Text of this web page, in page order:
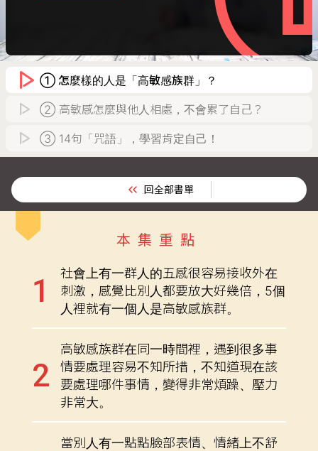
① 怎麼樣的人是「高敏感族群」？
② 高敏感怎麼與他人相處，不會累了自己？
③ 14句「咒語」，學習肯定自己！
回全部書單
本集重點
社會上有一群人的五感很容易接收外在
刺激，感覺比別人都要放大好幾倍，5個
人裡就有一個人是高敏感族群。
高敏感族群在同一時間裡，遇到很多事
情要處理容易不知所措，不知道現在該
要處理哪件事情，變得非常煩躁、壓力
非常大。
當別人有一點點臉部表情、情緒上不舒